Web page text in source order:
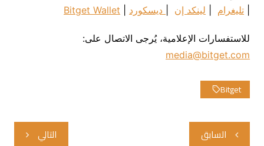
تليغرام لينكد إن ديسكورد Bitget Wallet
للاستفسارات الإعلامية، يُرجى الاتصال على:
media@bitget.com
Bitget
تصفّح
السابق التالي